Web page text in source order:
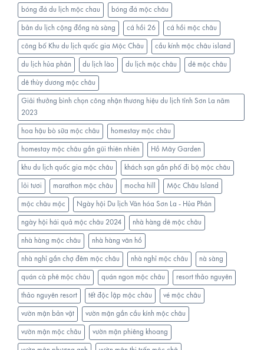
sườn
bò
đầu
tiên
tại
Mộc
Châu
bóng đá du lịch mộc chau bóng đá mộc châu
bản du lịch cộng đồng nà sàng cá hồi 26 cá hồi mộc châu
công bố Khu du lịch quốc gia Mộc Châu cầu kính mộc châu island
du lịch hủa phăn du lịch lào du lịch mộc châu dê mộc châu
dê thùy dương mộc châu
Giải thưởng bình chọn công nhận thương hiệu du lịch tỉnh Sơn La năm
2023
hoa hậu bò sữa mộc châu homestay mộc châu
homestay mộc châu gần gũi thiên nhiên Hồ Mây Garden
khu du lịch quốc gia mộc châu khách sạn gần phố đi bộ mộc châu
lỏi tươi marathon mộc châu mocha hill Mộc Châu Island
mộc châu mộc Ngày hội Du lịch Văn hóa Sơn La - Hủa Phăn
ngày hội hái quả mộc châu 2024 nhà hàng dê mộc châu
nhà hàng mộc châu nhà hàng vân hồ
nhà nghỉ gần chợ đêm mộc châu nhà nghỉ mộc châu nà sàng
quán cà phê mộc châu quán ngon mộc châu resort thảo nguyên
thảo nguyên resort tết độc lập mộc châu vé mộc châu
vườn mận bản vặt vườn mận gần cầu kính mộc châu
vườn mận mộc châu vườn mận phiêng khoang